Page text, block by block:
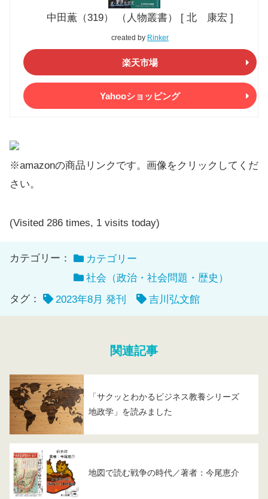
中田薫（319） （人物叢書） [ 北 康宏 ]
created by Rinker
楽天市場
Yahooショッピング
※amazonの商品リンクです。画像をクリックしてくだ
さい。
(Visited 286 times, 1 visits today)
カテゴリー：
カテゴリー
社会（政治・社会問題・歴史）
タグ：
2023年8月 発刊 吉川弘文館
関連記事
「サクッとわかるビジネス教養シリーズ
地政学」を読みました
地図で読む戦争の時代／著者：今尾恵介